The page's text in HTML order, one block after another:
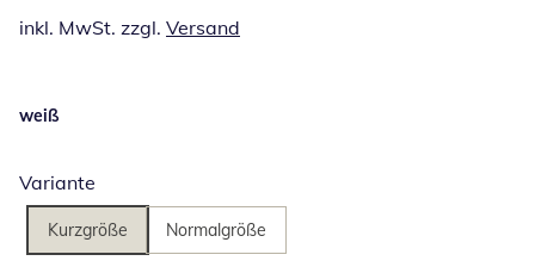
inkl. MwSt. zzgl. Versand
weiß
Variante
Kurzgröße Normalgröße